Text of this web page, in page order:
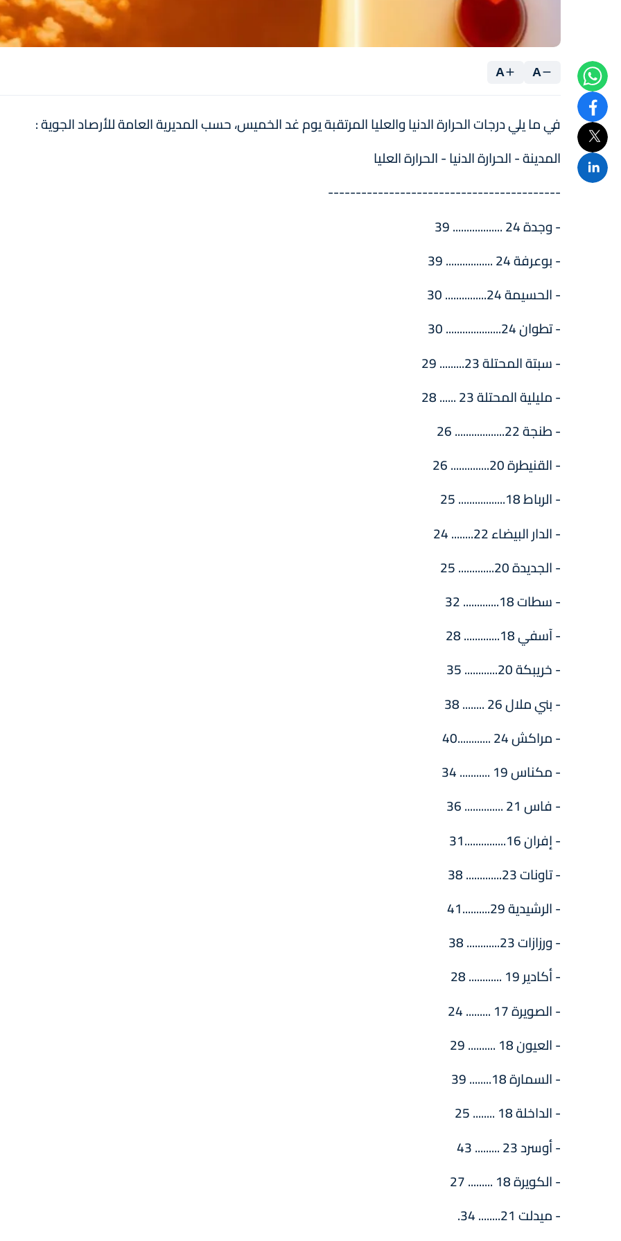
A
A
في ما يلي درجات الحرارة الدنيا والعليا المرتقبة يوم غد الخميس، حسب المديرية العامة للأرصاد الجوية :
المدينة - الحرارة الدنيا - الحرارة العليا
------------------------------------------
- وجدة 24 .................. 39
- بوعرفة 24 ................. 39
- الحسيمة 24............... 30
- تطوان 24.................... 30
- سبتة المحتلة 23......... 29
- مليلية المحتلة 23 ...... 28
- طنجة 22.................. 26
- القنيطرة 20.............. 26
- الرباط 18................. 25
- الدار البيضاء 22........ 24
- الجديدة 20............. 25
- سطات 18............. 32
- آسفي 18............. 28
- خريبكة 20............ 35
- بني ملال 26 ........ 38
- مراكش 24 ............40
- مكناس 19 ........... 34
- فاس 21 .............. 36
- إفران 16...............31
- تاونات 23............. 38
- الرشيدية 29..........41
- ورزازات 23............ 38
- أكادير 19 ............ 28
- الصويرة 17 ......... 24
- العيون 18 .......... 29
- السمارة 18........ 39
- الداخلة 18 ........ 25
- أوسرد 23 ......... 43
- الكويرة 18 ......... 27
- ميدلت 21........ 34.